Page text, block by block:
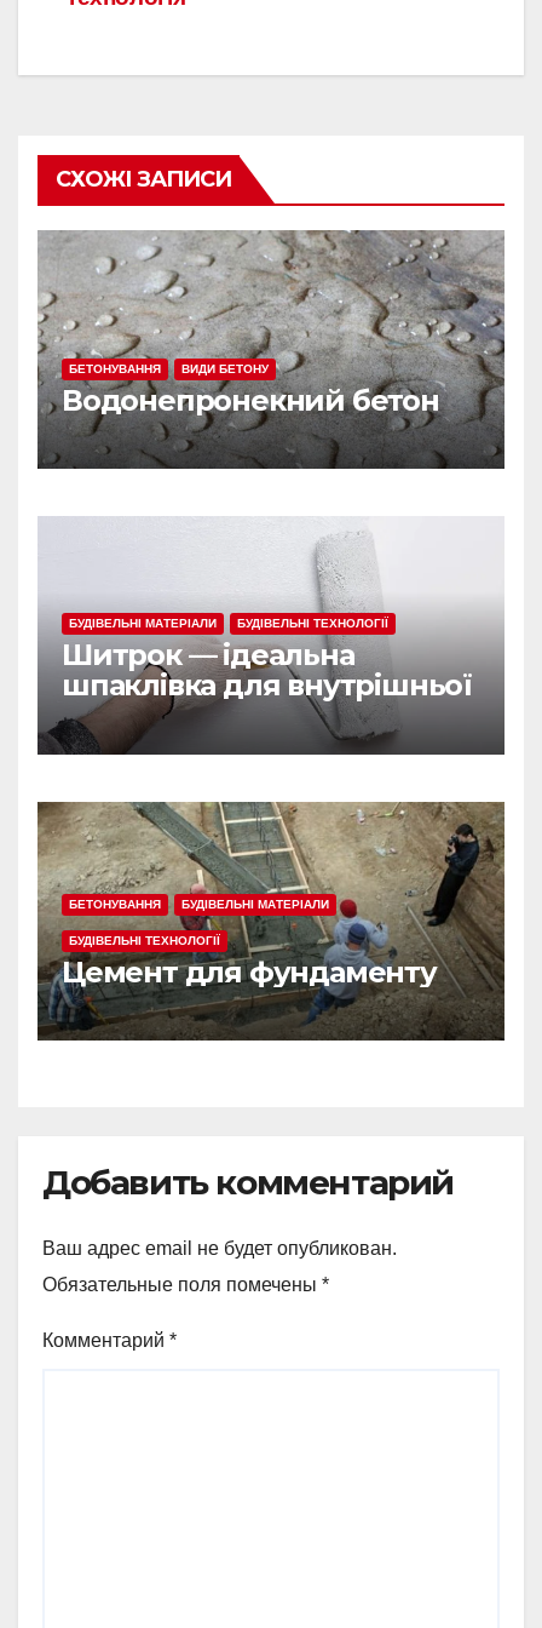
СХОЖІ ЗАПИСИ
БЕТОНУВАННЯ ВИДИ БЕТОНУ
Водонепронекний бетон
БУДІВЕЛЬНІ МАТЕРІАЛИ БУДІВЕЛЬНІ ТЕХНОЛОГІЇ
Шитрок — ідеальна
шпаклівка для внутрішньої
обробки
БЕТОНУВАННЯ БУДІВЕЛЬНІ МАТЕРІАЛИ
БУДІВЕЛЬНІ ТЕХНОЛОГІЇ
Цемент для фундаменту
Добавить комментарий
Ваш адрес email не будет опубликован.
Обязательные поля помечены *
Комментарий *